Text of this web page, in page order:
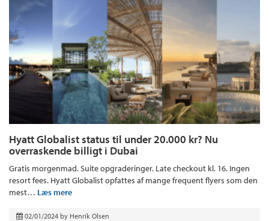
Hyatt Globalist status til under 20.000 kr? Nu
overraskende billigt i Dubai
Gratis morgenmad. Suite opgraderinger. Late checkout kl. 16. Ingen
resort fees. Hyatt Globalist opfattes af mange frequent flyers som den
mest… Læs mere
02/01/2024 by Henrik Olsen